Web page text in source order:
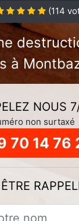
(114
à
NOUS
non surtaxé
70 14 76